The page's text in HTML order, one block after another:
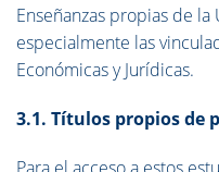
Enseñanzas propias de
especialmente las
Económicas y Jurídicas.
3.1. Títulos propios de